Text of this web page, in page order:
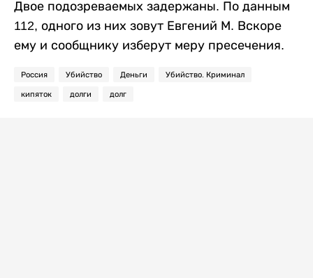
Двое подозреваемых задержаны. По данным
112, одного из них зовут Евгений М. Вскоре
ему и сообщнику изберут меру пресечения.
Россия Убийство Деньги Убийство. Криминал
кипяток долги долг